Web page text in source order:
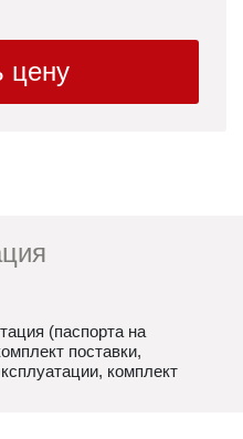
цену
(паспорта на
поставки,
комплект